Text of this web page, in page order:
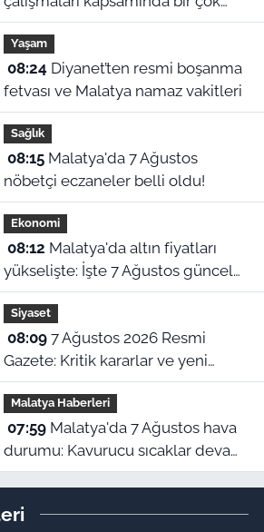
ilçede planlı elektrik kesintileri
uygulanacak. Kesintilerin yap
Yaşam
08:24
fetvası ve Malatya namaz vakitleri
Sağlık
08:15Malatya'da 7 Ağustos
nöbetçi eczaneler belli oldu!
Ekonomi
08:12
yükselişte: İşte 7 Ağustos güncel
piyasa ekranı!
Siyaset
08:097 Ağustos 2026 Resmi
Gazete: Kritik kararlar ve yeni
yönetmelikler yürürlükte
Malatya Haberleri
07:59Malatya'da 7 Ağustos hava
durumu: Kavurucu sıcaklar devam
ediyor!